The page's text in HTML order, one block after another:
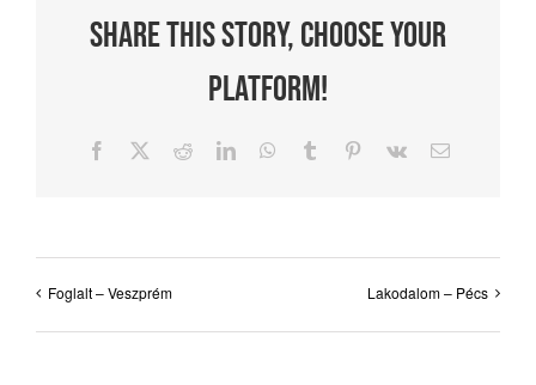
Share This Story, Choose Your
Platform!
Facebook RedditLinkedInWhatsApp
Tumblr Pinterest
Vk Email:
Foglalt – Veszprém Lakodalom – Pécs